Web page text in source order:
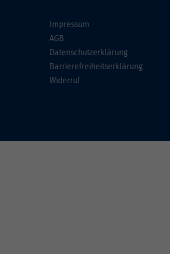
Impressum
AGB
Datenschutzerklärung
Barrierefreiheitserklärung
Widerruf